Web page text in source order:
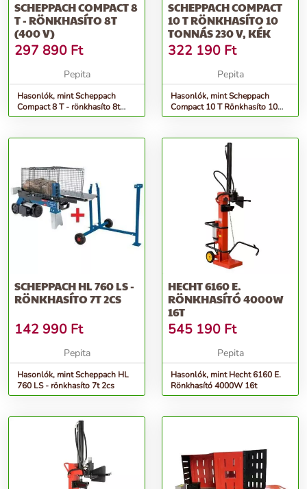
SCHEPPACH COMPACT 8
T - RÖNKHASÍTO 8T
(400 V)
297 890 Ft
Pepita
Hasonlók, mint Scheppach
Compact 8 T - rönkhasíto 8t
(400 V)
SCHEPPACH COMPACT
10 T RÖNKHASÍTO 10
TONNÁS 230 V, KÉK
322 190 Ft
Pepita
Hasonlók, mint Scheppach
Compact 10 T Rönkhasíto 10
tonnás 230 V, Kék
SCHEPPACH HL 760 LS -
RÖNKHASÍTO 7T 2CS
142 990 Ft
Pepita
Hasonlók, mint Scheppach HL
760 LS - rönkhasíto 7t 2cs
HECHT 6160 E.
RÖNKHASÍTÓ 4000W
16T
545 190 Ft
Pepita
Hasonlók, mint Hecht 6160 E.
Rönkhasító 4000W 16t